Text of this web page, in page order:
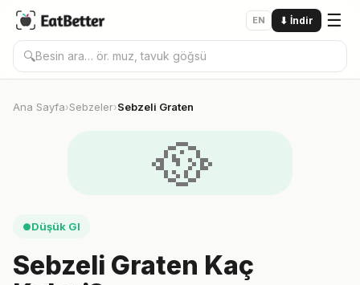
EN ⬇ İndir ☰
🔍
Ana Sayfa›Sebzeler›Sebzeli Graten
🥘
●Düşük GI
Sebzeli Graten Kaç